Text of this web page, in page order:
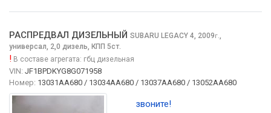
РАСПРЕДВАЛ ДИЗЕЛЬНЫЙ SUBARU LEGACY 4, 2009г.,
универсал, 2,0 дизель, КПП 5ст.
! В составе агрегата: гбц дизельная
VIN: JF1BPDKYG8G071958
Номер: 13031AA680 / 13034AA680 / 13037AA680 / 13052AA680
звоните!